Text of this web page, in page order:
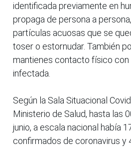
identificada previamente en
propaga de persona a
partículas acuosas que se
toser o estornudar. También
mantienes contacto físico con
infectada.
Según la Sala Situacional
Ministerio de Salud, hasta las
junio, a escala nacional había
confirmados de coronavirus y